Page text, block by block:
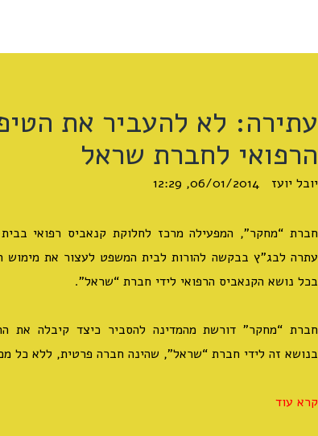
עתירה: לא להעביר את
הרפואי לחברת שראל
יובל יועז 06/01/2014, 12:29
חברת “מחקר”, המפעילה מרכז לחלוקת קנאביס רפואי
עתרה לבג”ץ בבקשה להורות לבית המשפט לעצור את מימוש
בכל נושא הקנאביס הרפואי לידי חברת “שראל”.
חברת “מחקר” דורשת מהמדינה להסביר כיצד קיבלה את
בנושא זה לידי חברת “שראל”, שהינה חברה פרטית, ללא כל
קרא עוד